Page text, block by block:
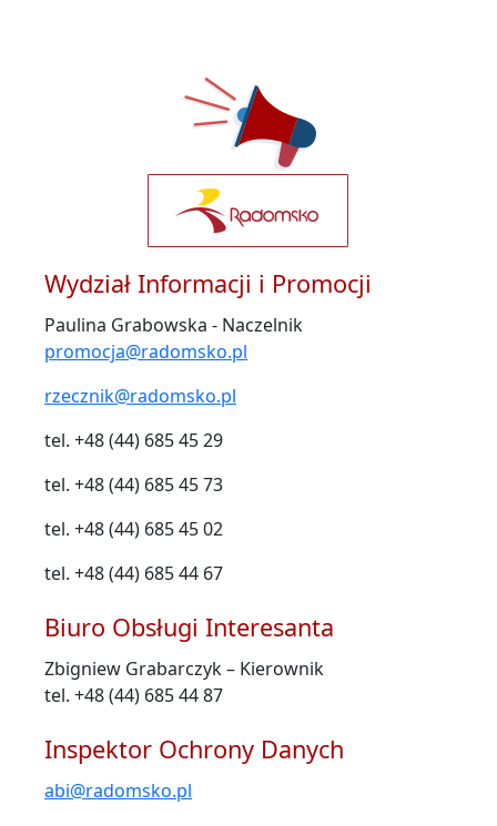
Wydział Informacji i Promocji
Paulina Grabowska - Naczelnik
promocja@radomsko.pl
rzecznik@radomsko.pl
tel. +48 (44) 685 45 29
tel. +48 (44) 685 45 73
tel. +48 (44) 685 45 02
tel. +48 (44) 685 44 67
Biuro Obsługi Interesanta
Zbigniew Grabarczyk – Kierownik
tel. +48 (44) 685 44 87
Inspektor Ochrony Danych
abi@radomsko.pl